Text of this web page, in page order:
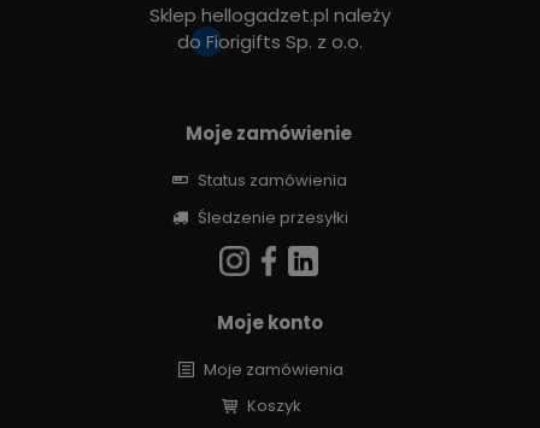
Sklep hellogadzet.pl należy
do Fiorigifts Sp. z o.o.
Moje zamówienie
Status zamówienia
Śledzenie przesyłki
Moje konto
Moje zamówienia
Koszyk